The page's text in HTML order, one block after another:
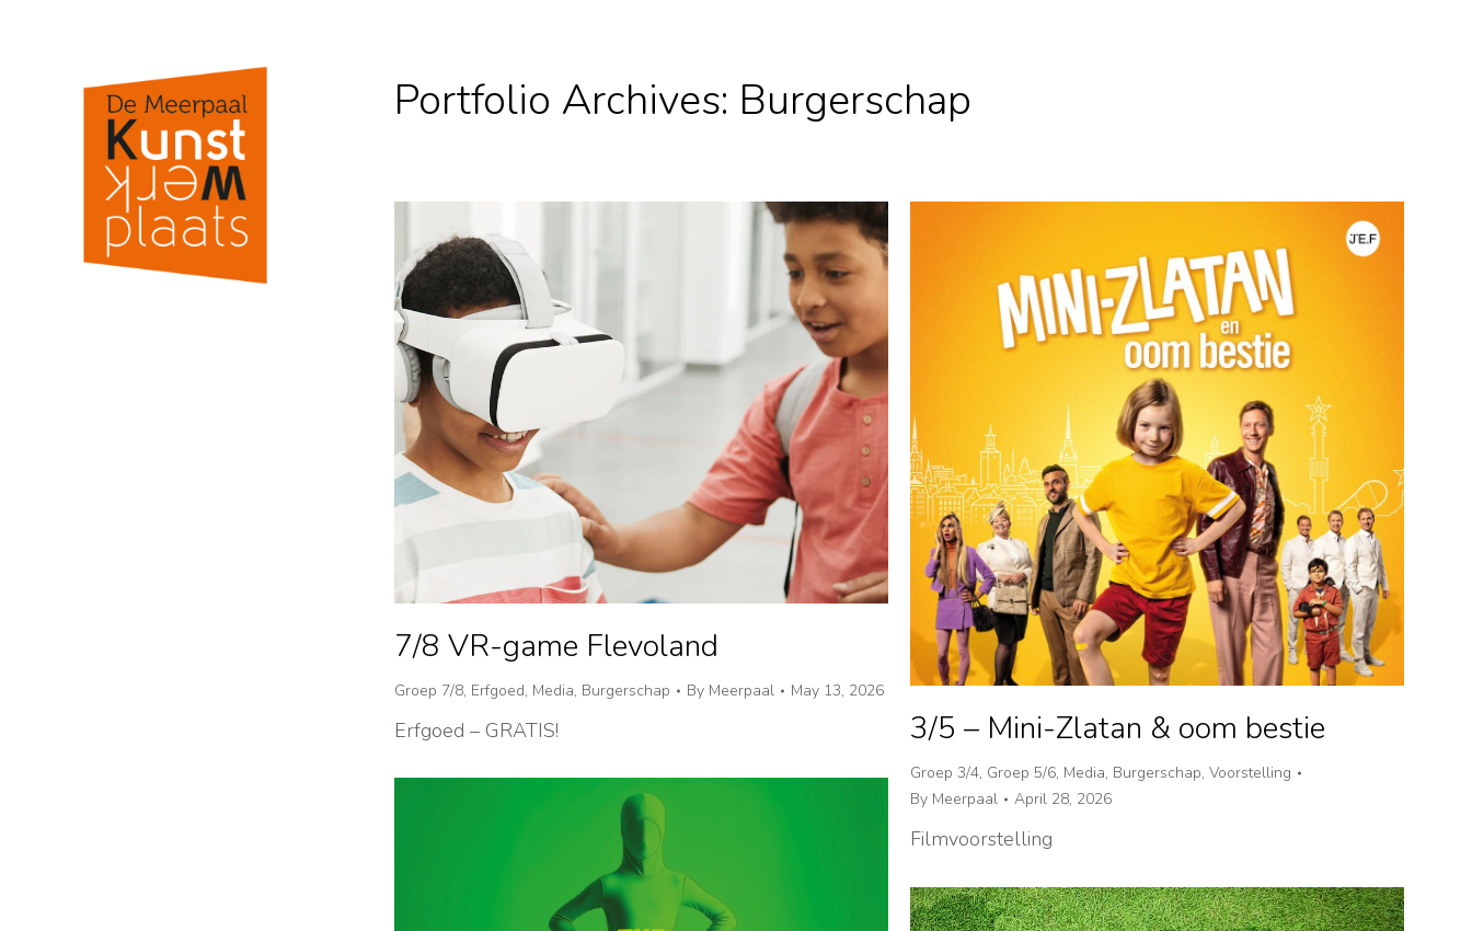
Portfolio Archives: Burgerschap
7/8 VR-game Flevoland
Groep 7/8, Erfgoed, Media, Burgerschap By Meerpaal May 13, 2026
Erfgoed – GRATIS! 3/5 – Mini-Zlatan & oom bestie
Groep 3/4, Groep 5/6, Media, Burgerschap, Voorstelling
By Meerpaal April 28, 2026
Filmvoorstelling